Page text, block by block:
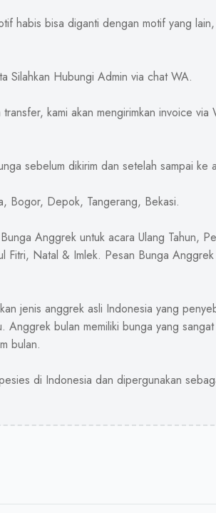
habis bisa diganti dengan motif yang
Silahkan Hubungi Admin via chat WA.
kami akan mengirimkan invoice
sebelum dikirim dan setelah sampai ke
Bogor, Depok, Tangerang, Bekasi.
Anggrek untuk acara Ulang Tahun,
Fitri, Natal & Imlek. Pesan Bunga
jenis anggrek asli Indonesia yang
Anggrek bulan memiliki bunga yang sangat
bulan.
di Indonesia dan dipergunakan
Keranjang masih kosong
Chat Admin